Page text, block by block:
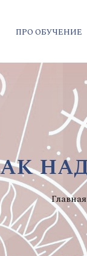
ПРО ОБУЧЕНИЕ
Главная